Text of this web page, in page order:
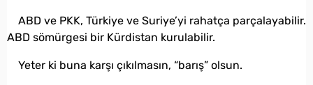
ABD ve PKK, Türkiye ve Suriye’yi rahatça parçalayabilir.
ABD sömürgesi bir Kürdistan kurulabilir.
Yeter ki buna karşı çıkılmasın, “barış” olsun.